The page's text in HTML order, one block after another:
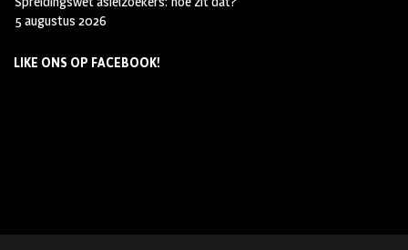
5 augustus 2026
LIKE ONS OP FACEBOOK!